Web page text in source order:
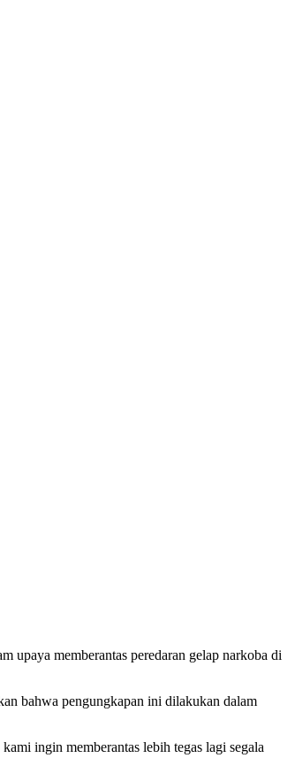
upaya memberantas peredaran gelap narkoba di
bahwa pengungkapan ini dilakukan dalam
ingin memberantas lebih tegas lagi segala